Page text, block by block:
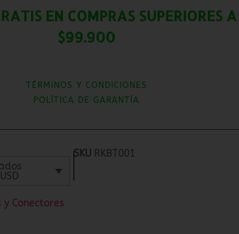
EN COMPRAS SUPERIORES A
$99.900
TÉRMINOS Y CONDICIONES
POLÍTICA DE GARANTÍA
SKU RKBT001
y Conectores